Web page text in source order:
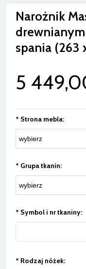
Narożnik
spania (263
5
* Strona mebla:
* Grupa tkanin:
* Symbol i nr tkaniny:
* Rodzaj nóżek: